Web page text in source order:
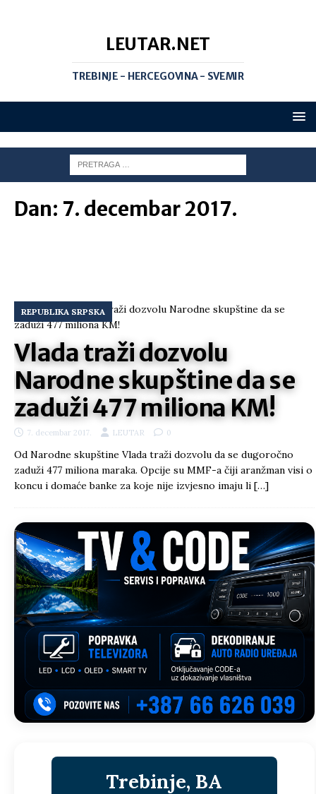
LEUTAR.NET
TREBINJE - HERCEGOVINA - SVEMIR
Dan: 7. decembar 2017.
REPUBLIKA SRPSKA
Vlada traži dozvolu
Narodne skupštine da se
zaduži 477 miliona KM!
7. decembar 2017. LEUTAR 0
Od Narodne skupštine Vlada traži dozvolu da se dugoročno
zaduži 477 miliona maraka. Opcije su MMF-a čiji aranžman visi o
koncu i domaće banke za koje nije izvjesno imaju li […]
Trebinje, BA